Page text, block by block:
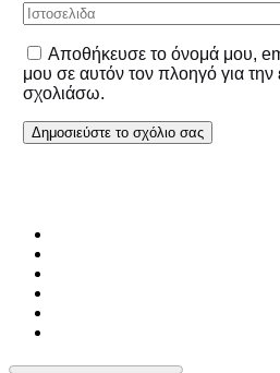
Αποθήκευσε το όνομά μου,
μου σε αυτόν τον πλοηγό για
σχολιάσω.